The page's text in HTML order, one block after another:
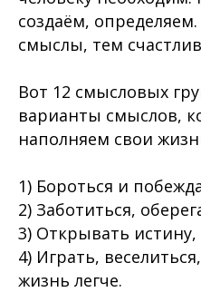
создаём,
смыслы, тем
Вот 12 смысловых
варианты смыслов,
наполняем свои
1) Бороться и
2) Заботиться,
3) Открывать истину,
4) Играть,
жизнь легче.